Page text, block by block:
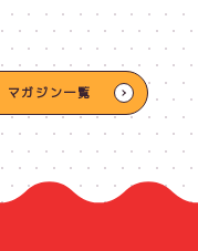
マガジン一覧